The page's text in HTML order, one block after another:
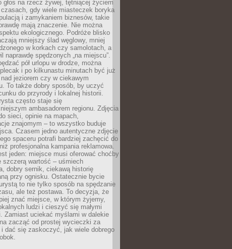
głos na rzecz żywej, tętniącej życiem
gdy wiele miasteczek boryka
i zamykaniem biznesów, takie
mają znaczenie. Nie można
ekologicznego. Podróże blisko
mniejszy ślad węglowy, mniej
w korkach czy samolotach, a
naprawdę spędzonych „na miejscu”.
pół urlopu w drodze, można
i po kilkunastu minutach być już
jeziorem czy w ciekawym
To także dobry sposób, by uczyć
do przyrody i lokalnej historii.
często staje się
ambasadorem regionu. Zdjęcia
sieci, opinie na mapach,
znajomym – to wszystko buduje
Czasem jedno autentyczne zdjęcie
spaceru potrafi bardziej zachęcić do
profesjonalna kampania reklamowa.
jeden: miejsce musi oferować choćby
szczerą wartość – uśmiech
dobry sernik, ciekawą historię
przy ognisku. Ostatecznie bycie
to nie tylko sposób na spędzanie
ale też postawa. To decyzja, że
znać miejsce, w którym żyjemy,
ludzi i cieszyć się małymi
Zamiast uciekać myślami w dalekie
zacząć od prostej wycieczki za
i dać się zaskoczyć, jak wiele dobrego